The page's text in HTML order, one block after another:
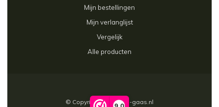
9,0
Mijn bestellingen
Mijn verlanglijst
Vergelijk
Alle producten
© Copyright 2026 giga-gaas.nl